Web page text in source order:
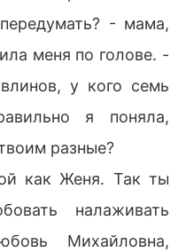
- мама,
меня по голове. -
у кого семь
я поняла,
разные?
как Женя. Так ты
налаживать
Михайловна,